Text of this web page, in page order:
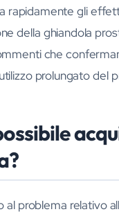
rapidamente gli
della ghiandola
che
prolungato del
al problema relativo